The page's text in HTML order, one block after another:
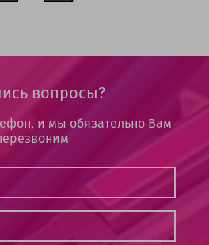
вопросы?
и мы обязательно Вам